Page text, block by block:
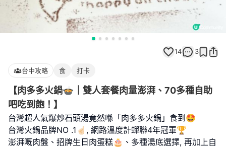
14 3
台中攻略 食 打卡
【肉多多火鍋🍲｜雙人套餐肉量澎湃、70多種自助
吧吃到飽！】
台灣超人氣爆炒石頭湯竟然喺「肉多多火鍋」食到🤩
台灣火鍋品牌NO .1☝🏻, 網路溫度計蟬聯4年冠軍🏆
澎湃嘅肉盤、招牌生日肉蛋糕🎂、多種湯底選擇, 再加上自